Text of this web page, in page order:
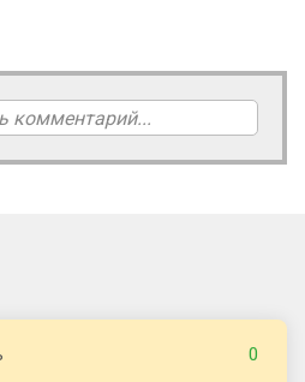
комментарий...
0